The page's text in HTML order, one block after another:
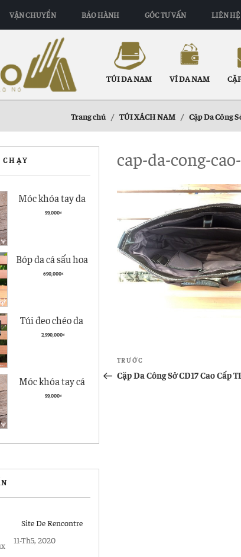
VẬN CHUYỂN BẢO HÀNH GÓC TƯ VẤN LIÊN HỆ
TÚI DA NAM VÍ DA NAM
Trang chủ / TÚI XÁCH NAM / Cặp Da Công
cap-da-cong-
Điều
hướng
Bài
cũ
TRƯỚC
Cặp Da Công Sở CD17 Cao Cấp
CHẠY
Móc khóa tay da
cá sấu giá rẻ MK01
99,000₫
Bóp da cá sấu hoa
cà giá rẻ BCS05
690,000₫
Túi đeo chéo da
nam Vân Cá Sấu
2,990,000₫
Móc khóa tay cá
sấu Hà Nội giá rẻ
99,000₫
Site De Rencontre
Gratuit Serieux
11-Th5, 2020